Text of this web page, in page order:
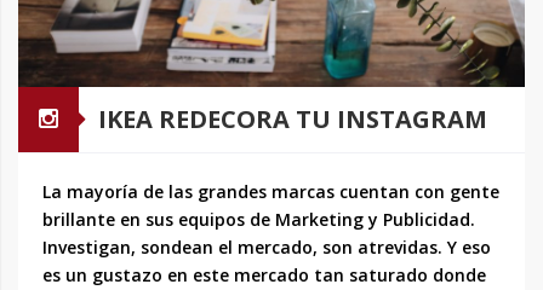
IKEA REDECORA TU INSTAGRAM
La mayoría de las grandes marcas cuentan con gente
brillante en sus equipos de Marketing y Publicidad.
Investigan, sondean el mercado, son atrevidas. Y eso
es un gustazo en este mercado tan saturado donde